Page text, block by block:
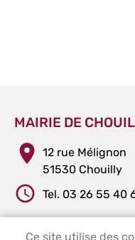
MAIRIE DE
12 rue Mélignon
51530 Chouilly
Tel. 03 26 55 40
Ce site utilise des